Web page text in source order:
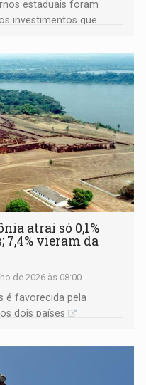
estaduais foram
investimentos que
atrai só 0,1%
7,4% vieram da
de 2026 às 08:00
é favorecida pela
dois países